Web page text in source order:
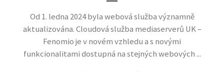
Od 1. ledna 2024 byla webová služba významně
aktualizována. Cloudová služba mediaserverů UK –
Fenomio je v novém vzhledu a s novými
funkcionalitami dostupná na stejných webových ...